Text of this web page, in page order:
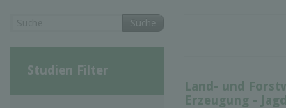
Land- und
Erzeugung - Jagd
Suche
Studien Filter